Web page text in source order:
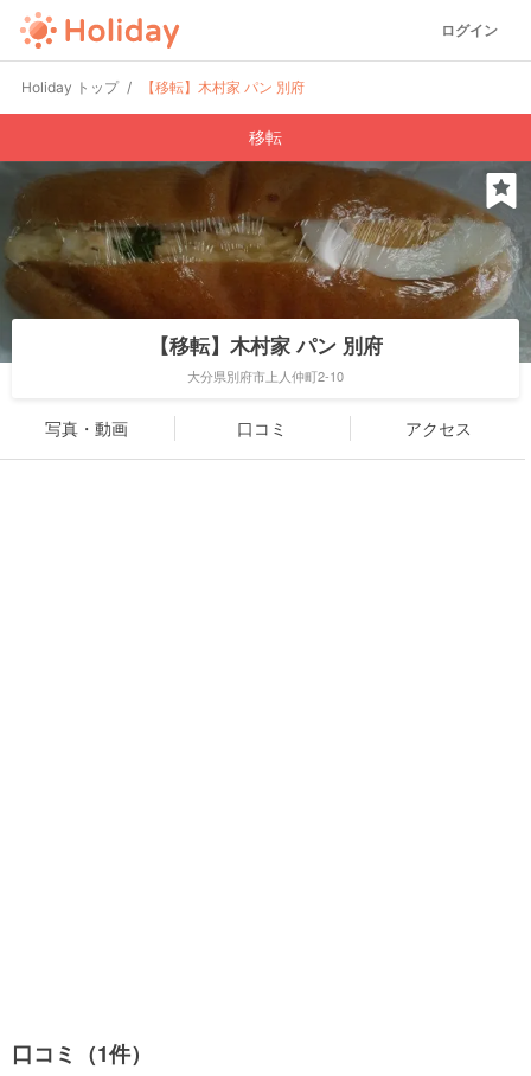
ログイン
Holiday トップ 【移転】木村家 パン 別府
移転
【移転】木村家 パン 別府
大分県別府市上人仲町2-10
写真・動画 口コミ アクセス
口コミ（1件）